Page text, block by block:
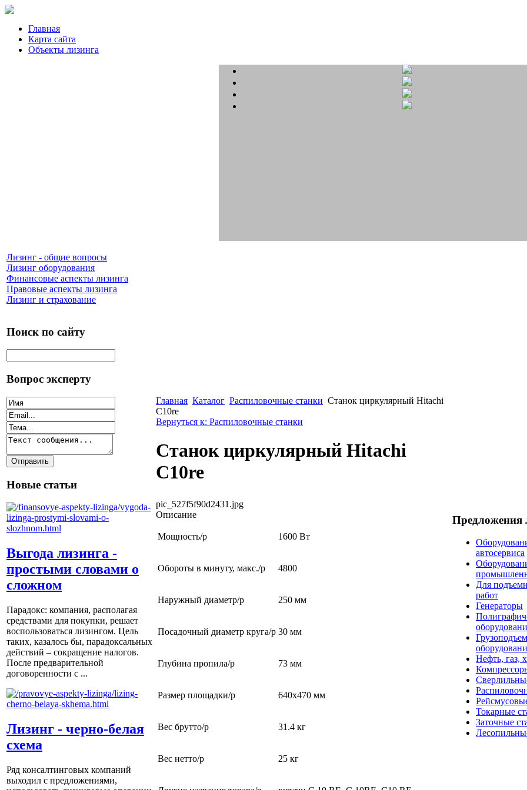
Главная
Карта сайта
Объекты лизинга
Лизинг - общие вопросы
Лизинг оборудования
Финансовые аспекты лизинга
Правовые аспекты лизинга
Лизинг и страхование
Поиск по сайту
Вопрос эксперту
Новые статьи
Выгода лизинга -
простыми словами о
сложном
Парадокс: компания, располагая
средствами для покупки, решает
воспользоваться лизингом. Цель
таких, казалось бы, парадоксальных
действий – сокращение налогов.
После предварительной
договоренности с ...
Лизинг - черно-белая
схема
Ряд консалтинговых компаний
выходил с предложениями,
Главная Каталог Распиловочные станки Станок циркулярный Hitachi
C10re
Вернуться к: Распиловочные станки
Станок циркулярный Hitachi
C10re
pic_527f5f90d2431.jpg
Описание
Мощность/p 1600 Вт
Обороты в минуту, макс./p 4800
Наружный диаметр/p 250 мм
Посадочный диаметр круга/p 30 мм
Глубина пропила/p 73 мм
Размер площадки/p 640x470 мм
Вес брутто/p 31.4 кг
Вес нетто/p 25 кг
Предложения
автосервиса
Для
работ
Генераторы
Нефть, газ,
Токарные
Заточные